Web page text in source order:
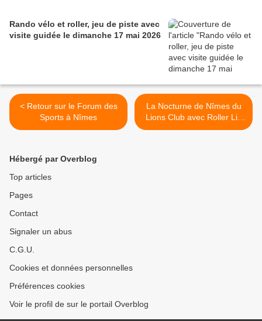
Rando vélo et roller, jeu de piste avec
visite guidée le dimanche 17 mai 2026
< Retour sur le Forum des
Sports à Nîmes
La Nocturne de Nîmes du
Lions Club avec Roller Lib
le 27 septembre 2019 >
Hébergé par Overblog
Top articles
Pages
Contact
Signaler un abus
C.G.U.
Cookies et données personnelles
Préférences cookies
Voir le profil de sur le portail Overblog